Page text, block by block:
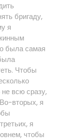
бригаду,
я
была самая
Чтобы
всю сразу,
вторых, я
я
чтобы